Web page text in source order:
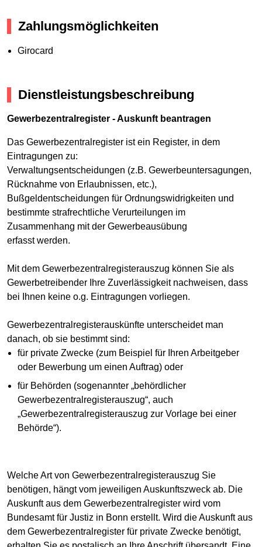
Zahlungsmöglichkeiten
Girocard
Dienstleistungsbeschreibung
Gewerbezentralregister - Auskunft beantragen
Das Gewerbezentralregister ist ein Register, in dem
Eintragungen zu:
Verwaltungsentscheidungen (z.B. Gewerbeuntersagungen,
Rücknahme von Erlaubnissen, etc.),
Bußgeldentscheidungen für Ordnungswidrigkeiten und
bestimmte strafrechtliche Verurteilungen im
Zusammenhang mit der Gewerbeausübung
erfasst werden.
Mit dem Gewerbezentralregisterauszug können Sie als
Gewerbetreibender Ihre Zuverlässigkeit nachweisen, dass
bei Ihnen keine o.g. Eintragungen vorliegen.
Gewerbezentralregisterauskünfte unterscheidet man
danach, ob sie bestimmt sind:
für private Zwecke (zum Beispiel für Ihren Arbeitgeber
oder Bewerbung um einen Auftrag) oder
für Behörden (sogenannter „behördlicher
Gewerbezentralregisterauszug“, auch
„Gewerbezentralregisterauszug zur Vorlage bei einer
Behörde“).
Welche Art von Gewerbezentralregisterauszug Sie
benötigen, hängt vom jeweiligen Auskunftszweck ab. Die
Auskunft aus dem Gewerbezentralregister wird vom
Bundesamt für Justiz in Bonn erstellt. Wird die Auskunft aus
dem Gewerbezentralregister für private Zwecke benötigt,